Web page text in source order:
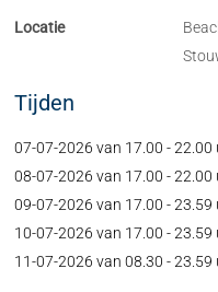
Locatie
Tijden
07-07-2026 van 17.00 - 22.00
08-07-2026 van 17.00 - 22.00
09-07-2026 van 17.00 - 23.59
10-07-2026 van 17.00 - 23.59
11-07-2026 van 08.30 - 23.59